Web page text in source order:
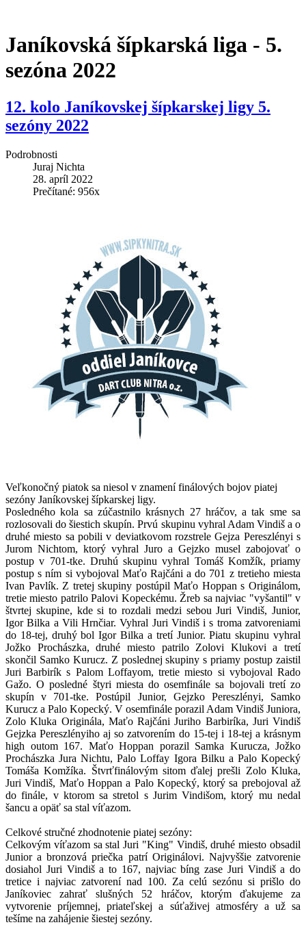
Janíkovská šípkarská liga - 5.
sezóna 2022
12. kolo Janíkovskej šípkarskej ligy 5.
sezóny 2022
Podrobnosti
Juraj Nichta
28. apríl 2022
Prečítané: 956x
Veľkonočný piatok sa niesol v znamení finálových bojov piatej
sezóny Janíkovskej šípkarskej ligy.
Posledného kola sa zúčastnilo krásnych 27 hráčov, a tak sme sa
rozlosovali do šiestich skupín. Prvú skupinu vyhral Adam Vindiš a o
druhé miesto sa pobili v deviatkovom rozstrele Gejza Pereszlényi s
Jurom Nichtom, ktorý vyhral Juro a Gejzko musel zabojovať o
postup v 701-tke. Druhú skupinu vyhral Tomáš Komžík, priamy
postup s ním si vybojoval Maťo Rajčáni a do 701 z tretieho miesta
Ivan Pavlík. Z tretej skupiny postúpil Maťo Hoppan s Originálom,
tretie miesto patrilo Palovi Kopeckému. Žreb sa najviac "vyšantil" v
štvrtej skupine, kde si to rozdali medzi sebou Juri Vindiš, Junior,
Igor Bilka a Vili Hrnčiar. Vyhral Juri Vindiš i s troma zatvoreniami
do 18-tej, druhý bol Igor Bilka a tretí Junior. Piatu skupinu vyhral
Jožko Prochászka, druhé miesto patrilo Zolovi Klukovi a tretí
skončil Samko Kurucz. Z poslednej skupiny s priamy postup zaistil
Juri Barbirík s Palom Loffayom, tretie miesto si vybojoval Rado
Gažo. O posledné štyri miesta do osemfinále sa bojovali tretí zo
skupín v 701-tke. Postúpil Junior, Gejzko Pereszlényi, Samko
Kurucz a Palo Kopecký. V osemfinále porazil Adam Vindiš Juniora,
Zolo Kluka Originála, Maťo Rajčáni Juriho Barbiríka, Juri Vindiš
Gejzka Pereszlényiho aj so zatvorením do 15-tej i 18-tej a krásnym
high outom 167. Maťo Hoppan porazil Samka Kurucza, Jožko
Prochászka Jura Nichtu, Palo Loffay Igora Bilku a Palo Kopecký
Tomáša Komžíka. Štvrťfinálovým sitom ďalej prešli Zolo Kluka,
Juri Vindiš, Maťo Hoppan a Palo Kopecký, ktorý sa prebojoval až
do finále, v ktorom sa stretol s Jurim Vindišom, ktorý mu nedal
šancu a opäť sa stal víťazom.
Celkové stručné zhodnotenie piatej sezóny:
Celkovým víťazom sa stal Juri "King" Vindiš, druhé miesto obsadil
Junior a bronzová priečka patrí Originálovi. Najvyššie zatvorenie
dosiahol Juri Vindiš a to 167, najviac bíng zase Juri Vindiš a do
tretice i najviac zatvorení nad 100. Za celú sezónu si prišlo do
Janíkoviec zahrať slušných 52 hráčov, ktorým ďakujeme za
vytvorenie príjemnej, priateľskej a súťaživej atmosféry a už sa
tešíme na zahájenie šiestej sezóny.